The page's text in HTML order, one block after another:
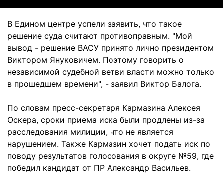
В Едином центре успели заявить, что такое
решение суда считают противоправным. "Мой
вывод - решение ВАСУ принято лично президентом
Виктором Януковичем. Поэтому говорить о
независимой судебной ветви власти можно только
в прошедшем времени", - заявил Виктор Балога.
По словам пресс-секретаря Кармазина Алексея
Оскера, сроки приема иска были продлены из-за
расследования милиции, что не является
нарушением. Также Кармазин хочет подать иск по
поводу результатов голосования в округе №59, где
победил кандидат от ПР Александр Васильев.